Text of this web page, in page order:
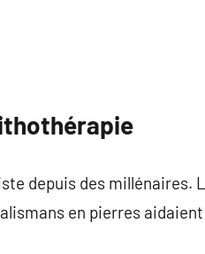
depuis des millénaires.
en pierres